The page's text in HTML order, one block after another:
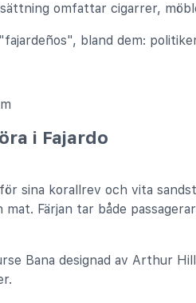
omfattar cigarrer,
bland dem:
i Fajardo
sina korallrev och vita
Färjan tar både
Bana designad av Arthur